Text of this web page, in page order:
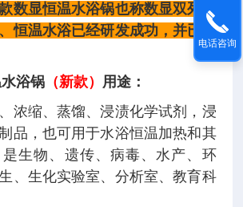
数显恒温水浴锅也称数显双列数
恒温水浴已经研发成功，并已投
浴锅 （新款） 用途：
浓缩、蒸馏、浸渍化学试剂，浸
品，也可用于水浴恒温加热和其
生物、遗传、病毒、水产、环
、生化实验室、分析室、教育科
电话咨询